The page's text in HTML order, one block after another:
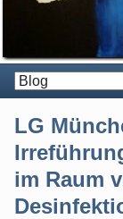
LG
im Raum